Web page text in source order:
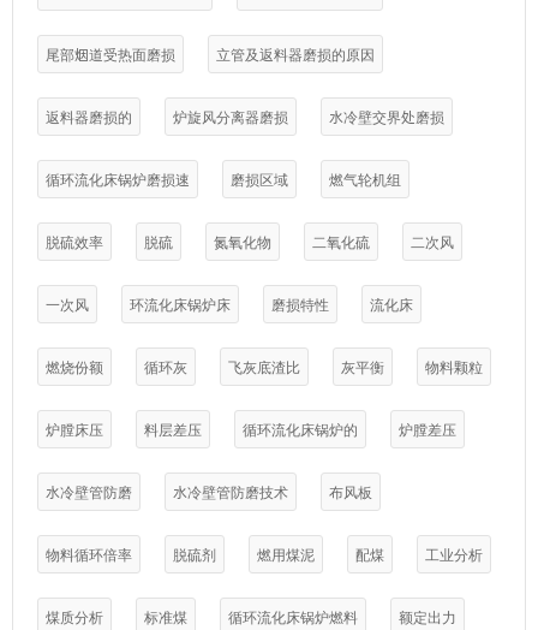
尾部烟道受热面磨损 立管及返料器磨损的原因
返料器磨损的 炉旋风分离器磨损 水冷壁交界处磨损
循环流化床锅炉磨损速 磨损区域 燃气轮机组
脱硫效率 脱硫 氮氧化物 二氧化硫 二次风
一次风 环流化床锅炉床 磨损特性 流化床
燃烧份额 循环灰 飞灰底渣比 灰平衡 物料颗粒
炉膛床压 料层差压 循环流化床锅炉的 炉膛差压
水冷壁管防磨 水冷壁管防磨技术 布风板
物料循环倍率 脱硫剂 燃用煤泥 配煤 工业分析
煤质分析 标准煤 循环流化床锅炉燃料 额定出力